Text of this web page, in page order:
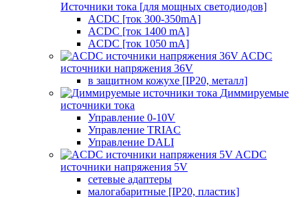
Источники тока [для мощных светодиодов]
ACDC [ток 300-350mA]
ACDC [ток 1400 mA]
ACDC [ток 1050 mA]
ACDC
источники напряжения 36V
в защитном кожухе [IP20, металл]
Диммируемые
источники тока
Управление 0-10V
Управление TRIAC
Управление DALI
ACDC
источники напряжения 5V
сетевые адаптеры
малогабаритные [IP20, пластик]